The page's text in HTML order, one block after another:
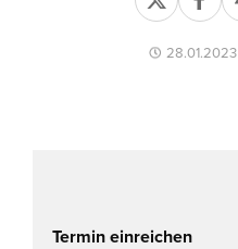
28.01.2023
Termin einreichen